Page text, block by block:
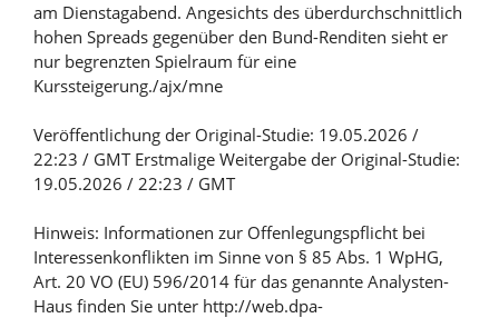
am Dienstagabend. Angesichts des überdurchschnittlich
hohen Spreads gegenüber den Bund-Renditen sieht er
nur begrenzten Spielraum für eine
Kurssteigerung./ajx/mne
Veröffentlichung der Original-Studie: 19.05.2026 /
22:23 / GMT Erstmalige Weitergabe der Original-Studie:
19.05.2026 / 22:23 / GMT
Hinweis: Informationen zur Offenlegungspflicht bei
Interessenkonflikten im Sinne von § 85 Abs. 1 WpHG,
Art. 20 VO (EU) 596/2014 für das genannte Analysten-
Haus finden Sie unter http://web.dpa-